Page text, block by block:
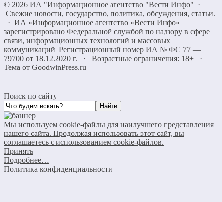
© 2026 ИА "Информационное агентство "Вести Инфо" ·
Свежие новости, государство, политика, обсуждения, статьи.
· ИА «Информационное агентство «Вести Инфо»
зарегистрировано Федеральной службой по надзору в сфере
связи, информационных технологий и массовых
коммуникаций. Регистрационный номер ИА № ФС 77 —
79700 от 18.12.2020 г. · Возрастные ограничения: 18+
·
Тема от GoodwinPress.ru
Поиск по сайту
Мы используем cookie-файлы для наилучшего представления
нашего сайта. Продолжая использовать этот сайт, вы
соглашаетесь с использованием cookie-файлов.
Принять
Подробнее…
Политика конфиденциальности